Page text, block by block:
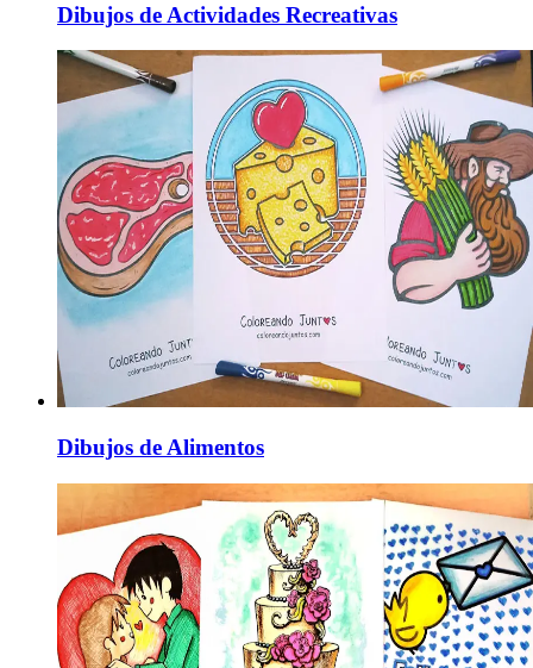
Dibujos de Actividades Recreativas
Dibujos de Alimentos